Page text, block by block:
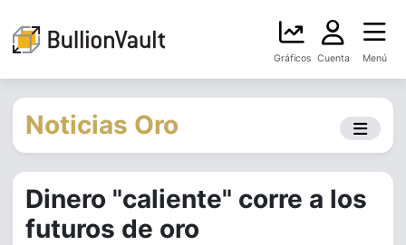
Gráficos Cuenta Menú
Noticias Oro
Dinero "caliente" corre a los
futuros de oro